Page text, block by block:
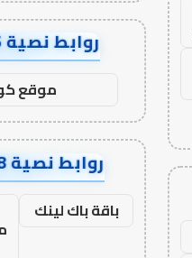
روابط نصية AA5386
موقع
روابط نصية AA11138
باقة باك لينك